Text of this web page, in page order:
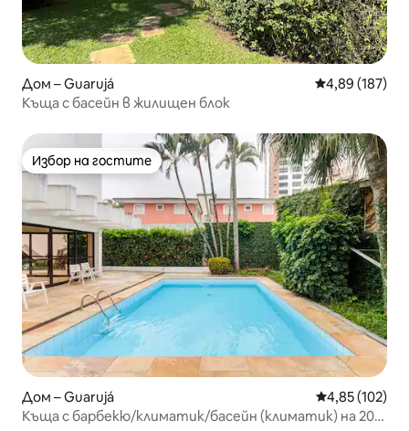
Дом – Guarujá Средна
4,89 (187)
Къща с басейн в жилищен блок
Избор на гостите
Избор на гостите
Дом – Guarujá Средна
4,85 (102)
Къща с барбекю/климатик/басейн (климатик) на 200